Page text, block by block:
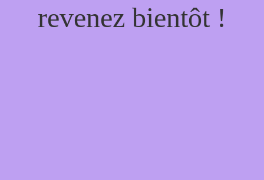
revenez bientôt !